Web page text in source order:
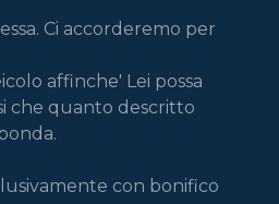
Ci accorderemo per
affinche' Lei possa
che quanto descritto
con bonifico